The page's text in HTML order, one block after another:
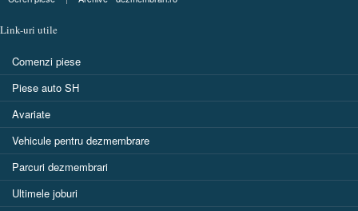
Link-uri utile
Comenzi piese
Piese auto SH
Avariate
Vehicule pentru dezmembrare
Parcuri dezmembrari
Ultimele joburi